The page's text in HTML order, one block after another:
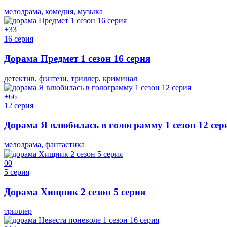
мелодрама, комедия, музыка
+33
16 серия
Дорама Предмет 1 сезон 16 серия
детектив, фэнтези, триллер, криминал
+66
12 серия
Дорама Я влюбилась в голограмму 1 сезон 12
мелодрама, фантастика
00
5 серия
Дорама Хищник 2 сезон 5 серия
триллер